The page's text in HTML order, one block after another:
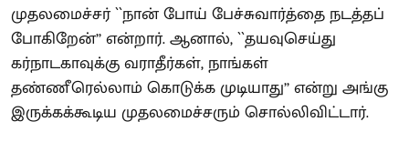
முதலமைச்சர் ``நான் போய் பேச்சுவார்த்தை நடத்தப்
போகிறேன்’’ என்றார். ஆனால், ``தயவுசெய்து
கர்நாடகாவுக்கு வராதீர்கள், நாங்கள்
தண்ணீரெல்லாம் கொடுக்க முடியாது’’ என்று அங்கு
இருக்கக்கூடிய முதலமைச்சரும் சொல்லிவிட்டார்.